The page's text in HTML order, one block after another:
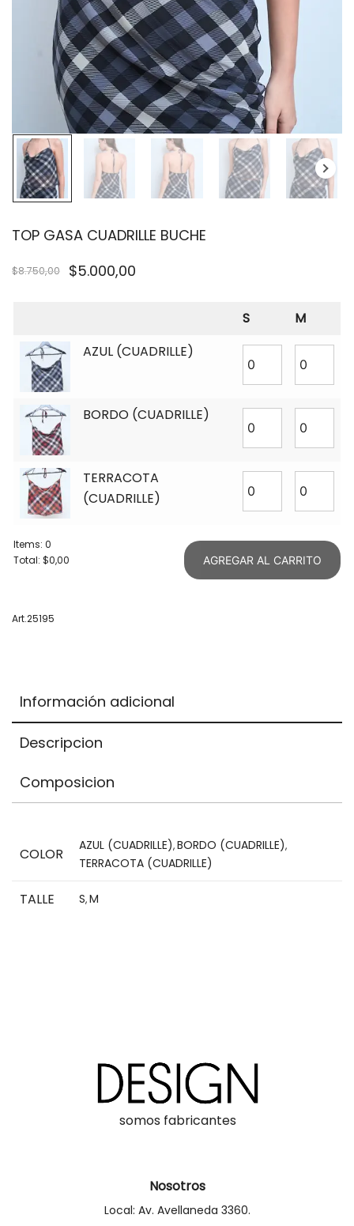
TOP GASA CUADRILLE BUCHE
$8.750,00 $5.000,00
S
M
AZUL (CUADRILLE)
BORDO (CUADRILLE)
TERRACOTA
(CUADRILLE)
Items: 0
Total: $0,00
Your
AGREGAR AL CARRITO
Art.25195
Información adicional
Descripcion
Composicion
COLOR AZUL (CUADRILLE),BORDO (CUADRILLE),
TERRACOTA (CUADRILLE)
TALLE S,M
somos fabricantes
Nosotros
Local: Av. Avellaneda 3360.